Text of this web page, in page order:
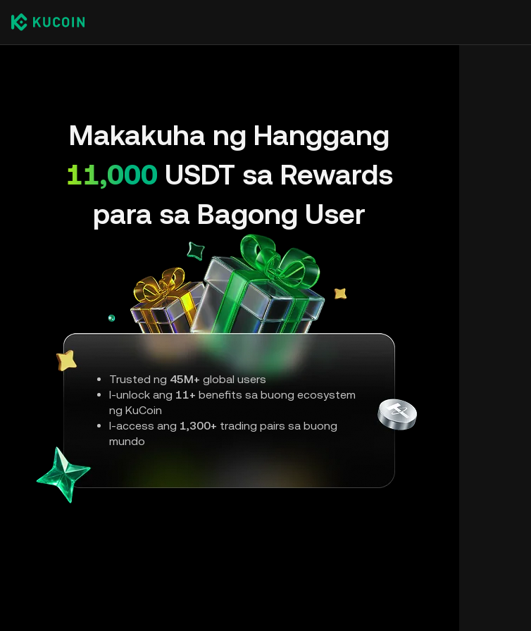
Makakuha ng Hanggang
11,000 USDT sa Rewards
para sa Bagong User
Trusted ng 45M+ global users
I-unlock ang 11+ benefits sa buong ecosystem
ng KuCoin
I-access ang 1,300+ trading pairs sa buong
mundo